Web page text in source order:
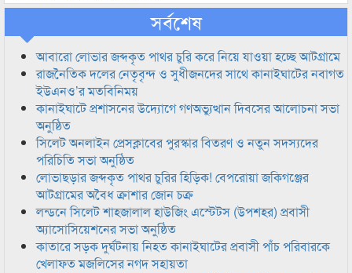
সর্বশেষ
আবারো লোভার জব্দকৃত পাথর চুরি করে নিয়ে যাওয়া হচ্ছে আটগ্রামে
রাজনৈতিক দলের নেতৃবৃন্দ ও সুধীজনদের সাথে কানাইঘাটের নবাগত
ইউএনও’র মতবিনিময়
কানাইঘাটে প্রশাসনের উদ্যোগে গণঅভ্যুত্থান দিবসের আলোচনা সভা
অনুষ্ঠিত
সিলেট অনলাইন প্রেসক্লাবের পুরস্কার বিতরণ ও নতুন সদস্যদের
পরিচিতি সভা অনুষ্ঠিত
লোভাছড়ার জব্দকৃত পাথর চুরির হিড়িক! বেপরোয়া জকিগঞ্জের
আটগ্রামের অবৈধ ক্রাশার জোন চক্র
লন্ডনে সিলেট শাহজালাল হাউজিং এস্টেটস (উপশহর) প্রবাসী
অ্যাসোসিয়েশনের সভা অনুষ্ঠিত
কাতারে সড়ক দুর্ঘটনায় নিহত কানাইঘাটের প্রবাসী পাঁচ পরিবারকে
খেলাফত মজলিসের নগদ সহায়তা